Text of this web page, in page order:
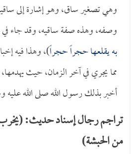
وهي تصغير ساق، وهو إشارة إلى
وصفه، وهذه صفة ساقيه، وقد جاء
به يقلعها حجراً حجراً)، وهذا فيه
مما يجري في آخر الزمان، حيث
أخبر بذلك رسول الله صلى الله عليه
تراجم رجال إسناد حديث: (يخرب
من الحبشة)